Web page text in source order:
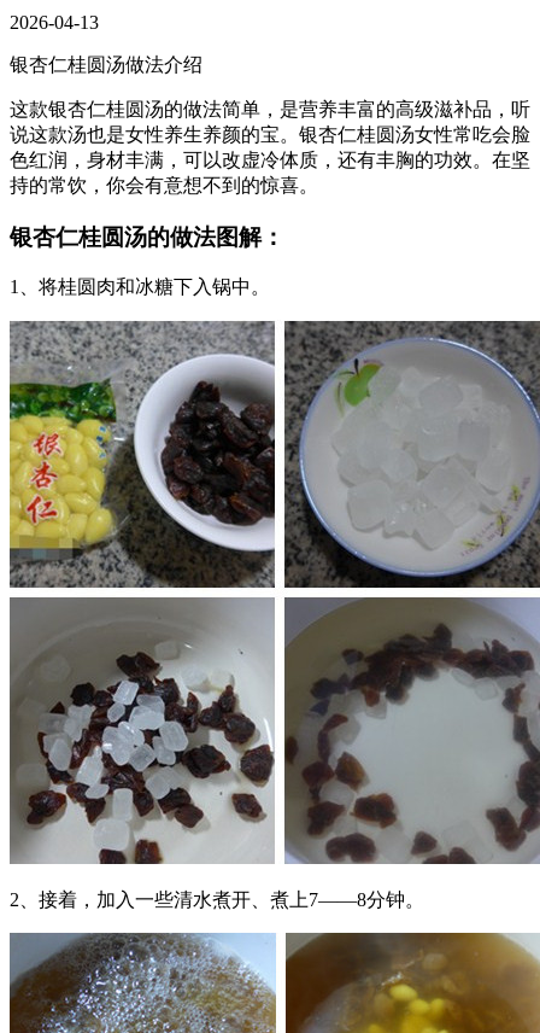
2026-04-13
银杏仁桂圆汤做法介绍
这款银杏仁桂圆汤的做法简单，是营养丰富的高级滋补品，听
说这款汤也是女性养生养颜的宝。银杏仁桂圆汤女性常吃会脸
色红润，身材丰满，可以改虚冷体质，还有丰胸的功效。在坚
持的常饮，你会有意想不到的惊喜。
银杏仁桂圆汤的做法图解：
1、将桂圆肉和冰糖下入锅中。
2、接着，加入一些清水煮开、煮上7——8分钟。